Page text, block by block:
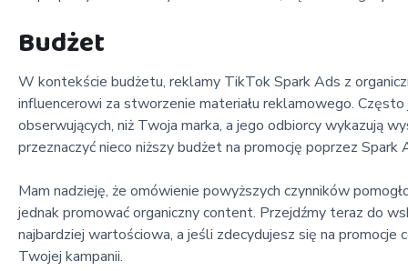
Budżet
W kontekście budżetu, reklamy TikTok Spark Ads z
influencerowi za stworzenie materiału reklamowego.
obserwujących, niż Twoja marka, a jego odbiorcy wykazują
przeznaczyć nieco niższy budżet na promocję poprzez
Mam nadzieję, że omówienie powyższych czynników
jednak promować organiczny content. Przejdźmy teraz do
najbardziej wartościowa, a jeśli zdecydujesz się na
Twojej kampanii.